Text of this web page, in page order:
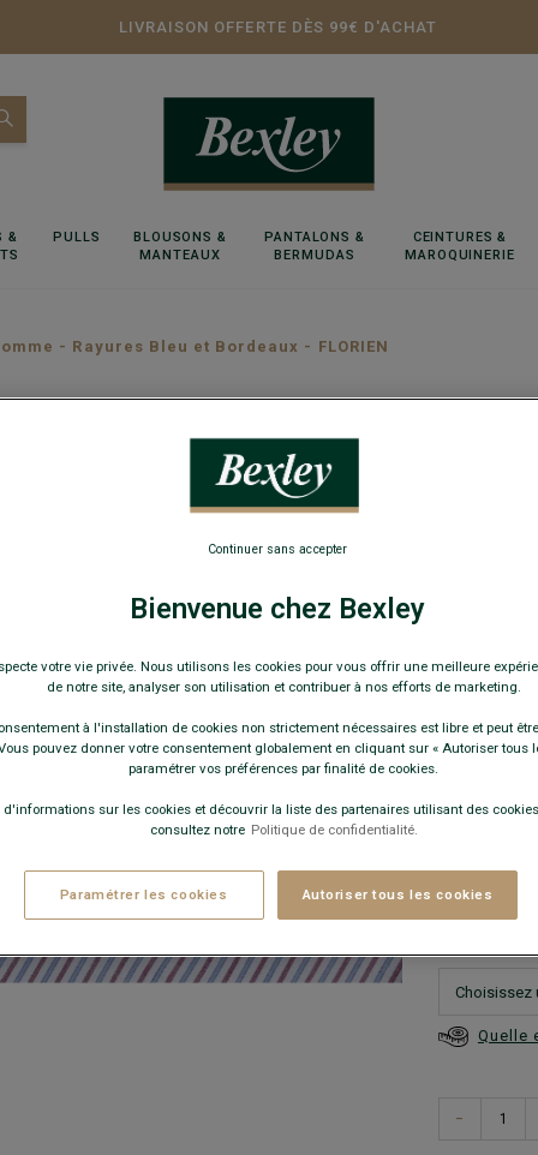
LIVRAISON OFFERTE DÈS 99€ D'ACHAT
&
PULLS
BLOUSONS &
MANTEAUX
PANTALONS &
BERMUDAS
CEINTURES &
MAROQUINERIE
- Rayures Bleu et Bordeaux - FLORIEN
Coupe
119€3
159€5
COULEURS
Quelle
−
Bienvenue chez Bexley
votre vie privée. Nous utilisons les cookies pour vous offrir une meilleure
de notre site, analyser son utilisation et contribuer à nos efforts de marketing.
à l'installation de cookies non strictement nécessaires est libre et peut
pouvez donner votre consentement globalement en cliquant sur « Autoriser tous
paramétrer vos préférences par finalité de cookies.
d'informations sur les cookies et découvrir la liste des partenaires utilisant des
consultez notre Politique de confidentialité.
Paramétrer les cookies Autoriser tous les cookies
Continuer sans accepter